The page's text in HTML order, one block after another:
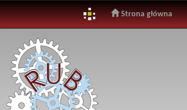
navigation
Strona główna